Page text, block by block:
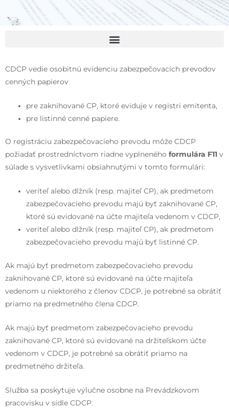
CDCP vedie osobitnú evidenciu zabezpečovacích prevodov
cenných papierov
pre zaknihované CP, ktoré eviduje v registri emitenta,
pre listinné cenné papiere.
O registráciu zabezpečovacieho prevodu môže CDCP
požiadať prostredníctvom riadne vyplneného formulára F11 v
súlade s vysvetlivkami obsiahnutými v tomto formulári:
veriteľ alebo dlžník (resp. majiteľ CP), ak predmetom
zabezpečovacieho prevodu majú byť zaknihované CP,
ktoré sú evidované na účte majiteľa vedenom v CDCP,
veriteľ alebo dlžník (resp. majiteľ CP), ak predmetom
zabezpečovacieho prevodu majú byť listinné CP.
Ak majú byť predmetom zabezpečovacieho prevodu
zaknihované CP, ktoré sú evidované na účte majiteľa
vedenom u niektorého z členov CDCP, je potrebné sa obrátiť
priamo na predmetného člena CDCP.
Ak majú byť predmetom zabezpečovacieho prevodu
zaknihované CP, ktoré sú evidované na držiteľskom účte
vedenom v CDCP, je potrebné sa obrátiť priamo na
predmetného držiteľa.
Služba sa poskytuje výlučne osobne na Prevádzkovom
pracovisku v sídle CDCP.